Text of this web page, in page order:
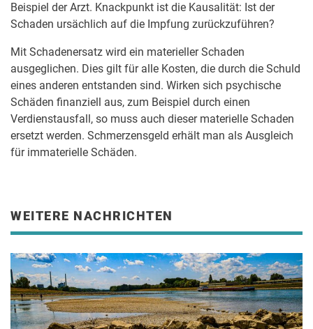
Beispiel der Arzt. Knackpunkt ist die Kausalität: Ist der
Schaden ursächlich auf die Impfung zurückzuführen?
Mit Schadenersatz wird ein materieller Schaden
ausgeglichen. Dies gilt für alle Kosten, die durch die Schuld
eines anderen entstanden sind. Wirken sich psychische
Schäden finanziell aus, zum Beispiel durch einen
Verdienstausfall, so muss auch dieser materielle Schaden
ersetzt werden. Schmerzensgeld erhält man als Ausgleich
für immaterielle Schäden.
WEITERE NACHRICHTEN